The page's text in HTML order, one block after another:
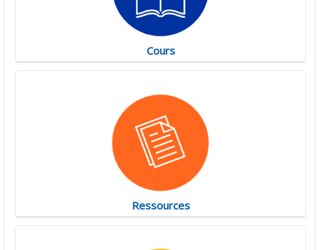
Cours
Ressources